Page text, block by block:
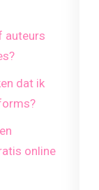
auteurs
dat ik
online